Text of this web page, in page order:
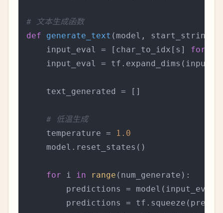
# 文本生成函数
def
generate_text ( model, start_string,
    input_eval = [char_to_idx[s]
for
input_eval =
    text_generated = []
# 低温生成
    temperature =
1.0
    model.reset_states()
for i in range (num_generate):
        predictions = model(input_eval)
predictions =